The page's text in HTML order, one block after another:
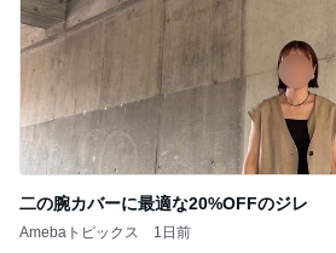
二の腕カバーに最適な20%OFFのジレ
Amebaトピックス 1日前